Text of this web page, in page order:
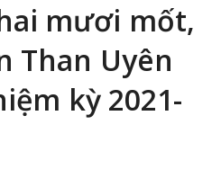
mươi mốt,
Than Uyên
kỳ 2021-